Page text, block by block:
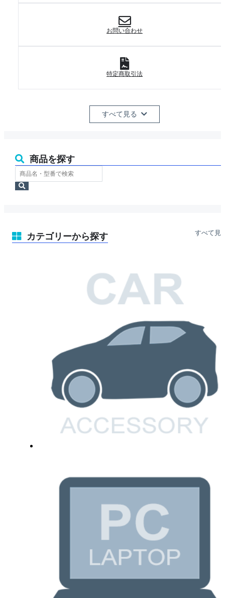
お問い合わせ
特定商取引法
すべて見る
商品を探す
ス
ト
ア
検
カテゴリーから探す すべて見